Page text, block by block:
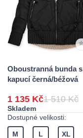
Oboustranná bunda s
kapucí černá/béžová
1 135 Kč1 510 Kč
Skladem
Dostupné velikosti:
M L XL